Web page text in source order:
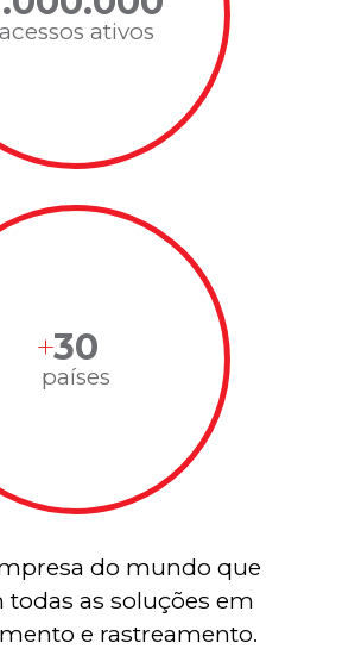
acessos ativos
30
países
do mundo que
todas as soluções em
e rastreamento.